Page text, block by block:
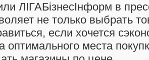
ЛІГАБізнесІнформ в
не только выбрать
если хочется
места